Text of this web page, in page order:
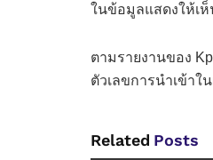
ในข้อมูลแสดงให้เ
ตามรายงานของ
ตัวเลขการนำเข้า
Related Posts